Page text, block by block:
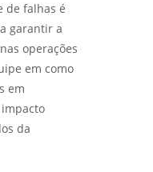
de falhas é
garantir a
operações
em como
em
da